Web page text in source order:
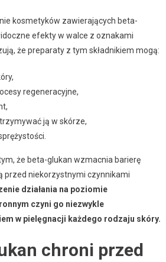
kosmetyków zawierających beta-
efekty w walce z oznakami
że preparaty z tym składnikiem mogą:
regeneracyjne,
ją w skórze,
że beta-glukan wzmacnia barierę
przed niekorzystnymi czynnikami
działania na poziomie
czyni go niezwykle
w pielęgnacji każdego rodzaju skóry.
chroni przed